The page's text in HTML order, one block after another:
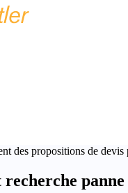
des propositions de devis
recherche